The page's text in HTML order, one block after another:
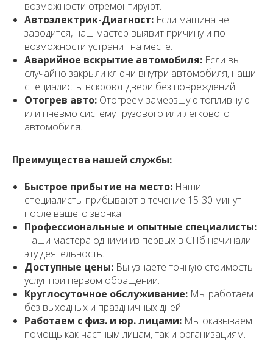
возможности отремонтируют.
Автоэлектрик-Диагност: Если машина не
заводится, наш мастер выявит причину и по
возможности устранит на месте.
Аварийное вскрытие автомобиля: Если вы
случайно закрыли ключи внутри автомобиля, наши
специалисты вскроют двери без повреждений.
Отогрев авто: Отогреем замерзшую топливную
или пневмо систему грузового или легкового
автомобиля.
Преимущества нашей службы:
Быстрое прибытие на место: Наши
специалисты прибывают в течение 15-30 минут
после вашего звонка.
Профессиональные и опытные специалисты:
Наши мастера одними из первых в СПб начинали
эту деятельность.
Доступные цены: Вы узнаете точную стоимость
услуг при первом обращении.
Круглосуточное обслуживание: Мы работаем
без выходных и праздничных дней.
Работаем с физ. и юр. лицами: Мы оказываем
помощь как частным лицам, так и организациям.